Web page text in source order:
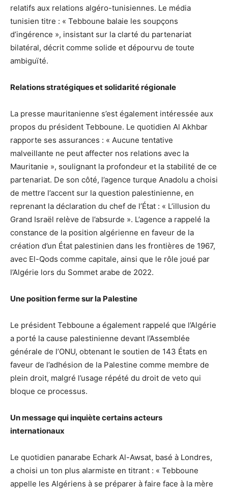
relatifs aux relations algéro-tunisiennes. Le média
tunisien titre : « Tebboune balaie les soupçons
d’ingérence », insistant sur la clarté du partenariat
bilatéral, décrit comme solide et dépourvu de toute
ambiguïté.
Relations stratégiques et solidarité régionale
La presse mauritanienne s’est également intéressée aux
propos du président Tebboune. Le quotidien Al Akhbar
rapporte ses assurances : « Aucune tentative
malveillante ne peut affecter nos relations avec la
Mauritanie », soulignant la profondeur et la stabilité de ce
partenariat. De son côté, l’agence turque Anadolu a choisi
de mettre l’accent sur la question palestinienne, en
reprenant la déclaration du chef de l’État : « L’illusion du
Grand Israël relève de l’absurde ». L’agence a rappelé la
constance de la position algérienne en faveur de la
création d’un État palestinien dans les frontières de 1967,
avec El-Qods comme capitale, ainsi que le rôle joué par
l’Algérie lors du Sommet arabe de 2022.
Une position ferme sur la Palestine
Le président Tebboune a également rappelé que l’Algérie
a porté la cause palestinienne devant l’Assemblée
générale de l’ONU, obtenant le soutien de 143 États en
faveur de l’adhésion de la Palestine comme membre de
plein droit, malgré l’usage répété du droit de veto qui
bloque ce processus.
Un message qui inquiète certains acteurs
internationaux
Le quotidien panarabe Echark Al-Awsat, basé à Londres,
a choisi un ton plus alarmiste en titrant : « Tebboune
appelle les Algériens à se préparer à faire face à la mère